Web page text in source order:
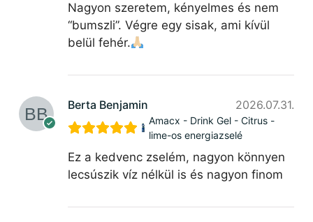
Nagyon szeretem, kényelmes és nem
“bumszli”. Végre egy sisak, ami kívül
belül fehér.
Berta Benjamin 2026.07.31.
Amacx - Drink Gel - Citrus -
lime-os energiazselé
Ez a kedvenc zselém, nagyon könnyen
lecsúszik víz nélkül is és nagyon finom